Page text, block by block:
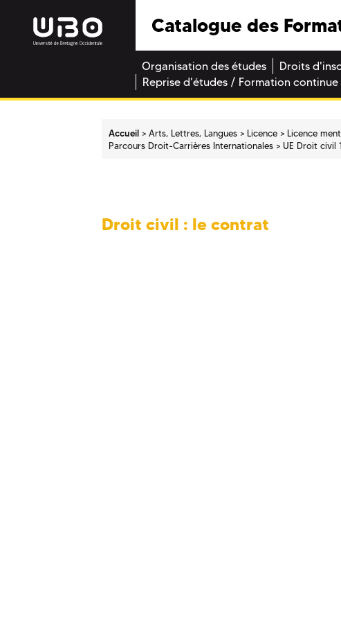
Catalogue des
Organisation des études Droits
Reprise d'études / Formation continue
Accueil Arts, Lettres, Langues Licence
Licence
Parcours Droit-­Carrières Internationales
UE Droit civil 1
Droit civil : le contrat